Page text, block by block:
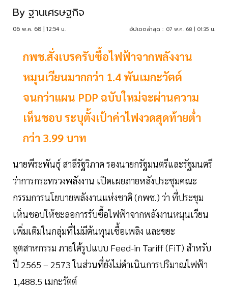
By ฐานเศรษฐกิจ
06 พ.ค. 68 | 12:54 น. อัปเดตล่าสุด : 07 พ.ค. 68 | 01:35 น.
กพช.สั่งเบรครับซื้อไฟฟ้าจากพลังงาน
หมุนเวียนมากกว่า 1.4 พันเมกะวัตต์
จนกว่าแผน PDP ฉบับใหม่จะผ่านความ
เห็นชอบ ระบุตั้งเป้าค่าไฟงวดสุดท้ายต่ำ
กว่า 3.99 บาท
นายพีระพันธุ์ สาลีรัฐวิภาค รองนายกรัฐมนตรีและรัฐมนตรี
ว่าการกระทรวงพลังงาน เปิดเผยภายหลังประชุมคณะ
กรรมการนโยบายพลังงานแห่งชาติ (กพช.) ว่า ที่ประชุม
เห็นชอบให้ชะลอการรับซื้อไฟฟ้าจากพลังงานหมุนเวียน
เพิ่มเติมในกลุ่มที่ไม่มีต้นทุนเชื้อเพลิง และขยะ
อุตสาหกรรม ภายใต้รูปแบบ Feed-in Tariff (FiT) สำหรับ
ปี 2565 – 2573 ในส่วนที่ยังไม่ดำเนินการปริมาณไฟฟ้า
1,488.5 เมกะวัตต์